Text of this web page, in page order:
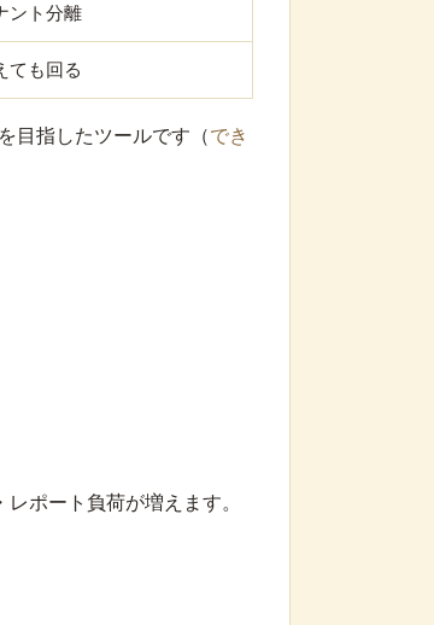
ント分離
ても回る
目指したツールです（でき
ポート負荷が増えます。